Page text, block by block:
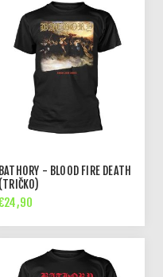
BATHORY - BLOOD FIRE DEATH
(TRIČKO)